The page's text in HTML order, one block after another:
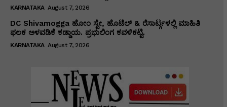
KARNATAKA August 7, 2026
DC Shivamogga ಹೋಂ ಸ್ಟೇ, ಹೊಟೆಲ್ & ರೆಸಾರ್ಟ್ಗಳಲ್ಲಿ ಮಾಹಿತಿ
ಫಲಕ ಅಳವಡಿಕೆ ಕಡ್ಡಾಯ. ಪ್ರಭುಲಿಂಗ ಕವಳಿಕಟ್ಟಿ.
KARNATAKA August 7, 2026